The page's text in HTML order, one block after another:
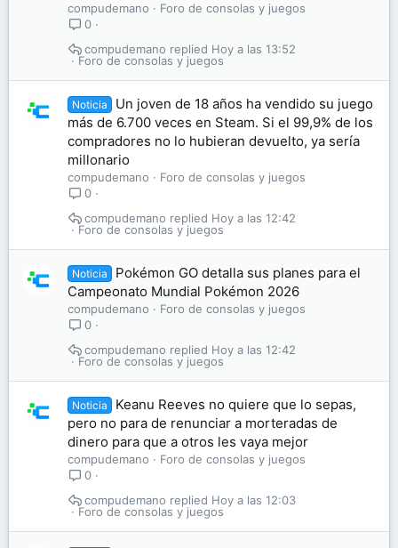
compudemano
Foro de consolas y juegos
0
Foro de consolas y juegos
Hoy a las 13:52
compudemano
Noticia
Un joven de 18 años ha vendido su juego
más de 6.700 veces en Steam. Si el 99,9% de los
compradores no lo hubieran devuelto, ya sería
millonario
compudemano
Foro de consolas y juegos
0
Foro de consolas y juegos
Hoy a las 12:42
compudemano
Noticia
Pokémon GO detalla sus planes para el
Campeonato Mundial Pokémon 2026
compudemano
Foro de consolas y juegos
0
Foro de consolas y juegos
Hoy a las 12:42
compudemano
Noticia
Keanu Reeves no quiere que lo sepas,
pero no para de renunciar a morteradas de
dinero para que a otros les vaya mejor
compudemano
Foro de consolas y juegos
0
Foro de consolas y juegos
Hoy a las 12:03
compudemano